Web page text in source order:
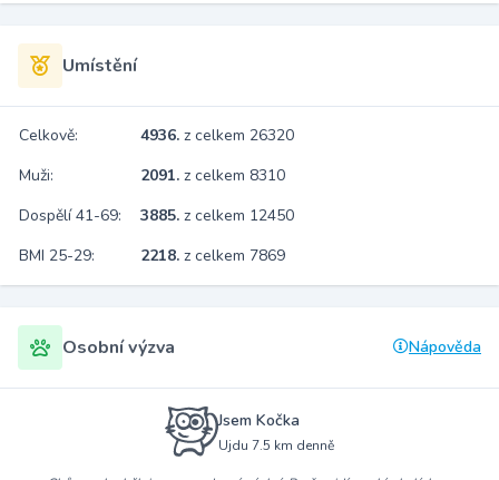
Umístění
Celkově: 4936. z celkem 26320
Muži:
2091. z celkem 8310
Dospělí 41-69:
3885. z celkem 12450
BMI 25-29:
2218. z celkem 7869
Osobní výzva Nápověda
Jsem Kočka
Ujdu 7.5 km denně